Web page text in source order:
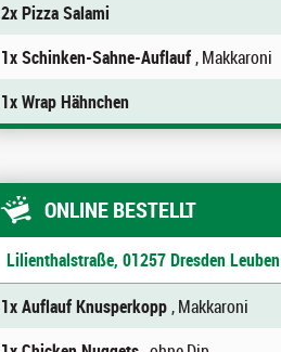
2x Pizza Salami
1x Schinken-Sahne-Auflauf, Makkaroni
1x Wrap Hähnchen
ONLINE BESTELLT
Lilienthalstraße, 01257 Dresden Leuben
1x Auflauf Knusperkopp, Makkaroni